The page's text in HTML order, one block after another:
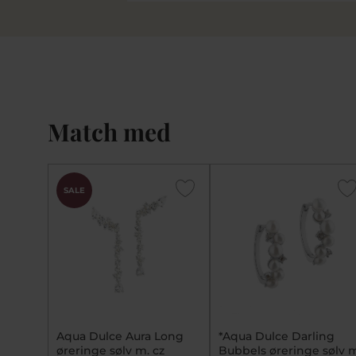
Match med
SALE
Aqua Dulce Aura Long
øreringe sølv m. cz
*Aqua Dulce Darling
Bubbels øreringe sølv